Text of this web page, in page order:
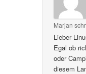
Marjan
Lieber
Egal ob
oder
diesem